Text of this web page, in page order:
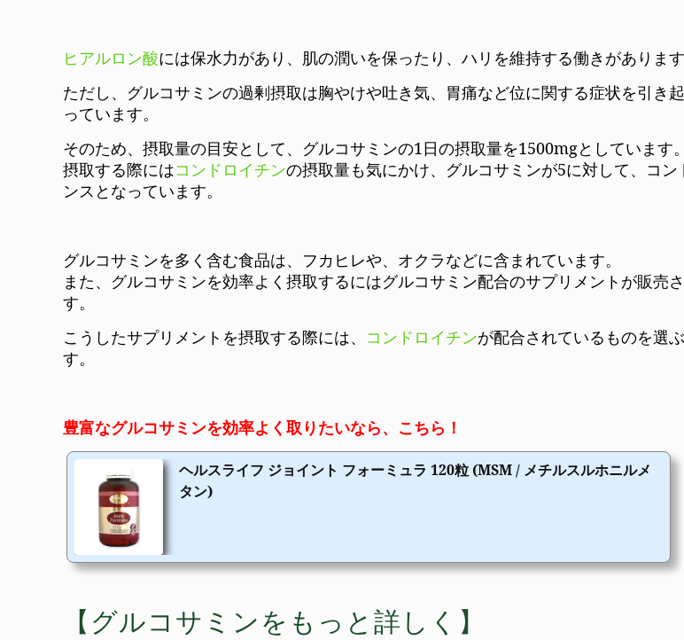
ヒアルロン酸には保水力があり、肌の潤いを保ったり、ハリを維持する働きがあります
ただし、グルコサミンの過剰摂取は胸やけや吐き気、胃痛など位に関する症状を引き
っています。
そのため、摂取量の目安として、グルコサミンの1日の摂取量を1500mgとしています。
摂取する際にはコンドロイチンの摂取量も気にかけ、グルコサミンが5に対して、コ
ンスとなっています。
グルコサミンを多く含む食品は、フカヒレや、オクラなどに含まれています。
また、グルコサミンを効率よく摂取するにはグルコサミン配合のサプリメントが販売
す。
こうしたサプリメントを摂取する際には、 コンドロイチンが配合されているものを選
す。
豊富なグルコサミンを効率よく取りたいなら、こちら！
ヘルスライフ ジョイント フォーミュラ 120粒 (MSM / メチルスルホニルメ
タン)
【グルコサミンをもっと詳しく】